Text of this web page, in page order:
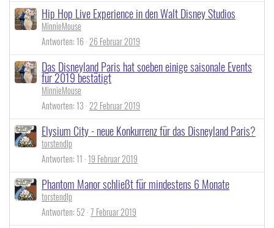
Hip Hop Live Experience in den Walt Disney Studios
MinnieMouse
Antworten 16 26 Februar 2019
Das Disneyland Paris hat soeben einige saisonale Events
für 2019 bestätigt
MinnieMouse
Antworten 13 22 Februar 2019
Elysium City - neue Konkurrenz für das Disneyland Paris?
torstendlp
Antworten 11 19 Februar 2019
Phantom Manor schließt für mindestens 6 Monate
torstendlp
Antworten 52 7 Februar 2019